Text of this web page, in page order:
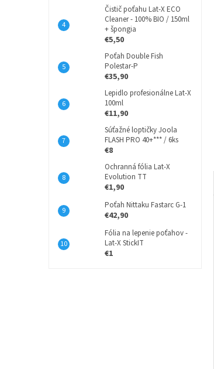
Čistič poťahu Lat-X ECO
Cleaner - 100% BIO / 150ml
+ špongia
€5,50
Poťah Double Fish
Polestar-P
€35,90
Lepidlo profesionálne Lat-X
100ml
€11,90
Súťažné loptičky Joola
FLASH PRO 40+*** / 6ks
€8
Ochranná fólia Lat-X
Evolution TT
€1,90
Poťah Nittaku Fastarc G-1
€42,90
Fólia na lepenie poťahov -
Lat-X StickIT
€1